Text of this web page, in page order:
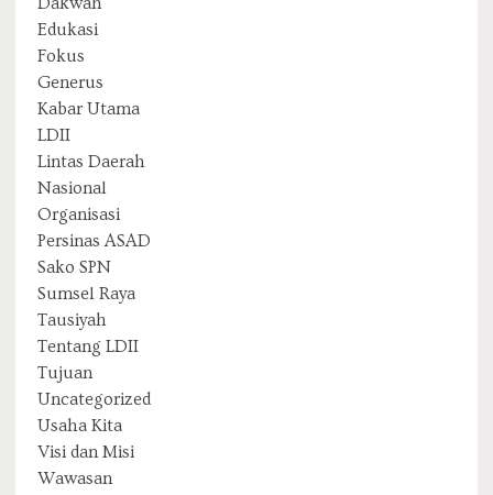
Edukasi
Fokus
Generus
Kabar Utama
LDII
Lintas Daerah
Nasional
Organisasi
Persinas ASAD
Sako SPN
Sumsel Raya
Tausiyah
Tentang LDII
Tujuan
Uncategorized
Usaha Kita
Visi dan Misi
Wawasan